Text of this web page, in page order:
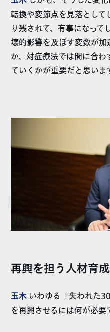
転換や変節点を見落とし
り残されて、有事になっ
壊的影響を及ぼす変数が
か、対症療法では間に合
ていくかが重要だと思いま
再興を担う人材育
玉木 いわゆる「失われた
を再興させるには何が必要